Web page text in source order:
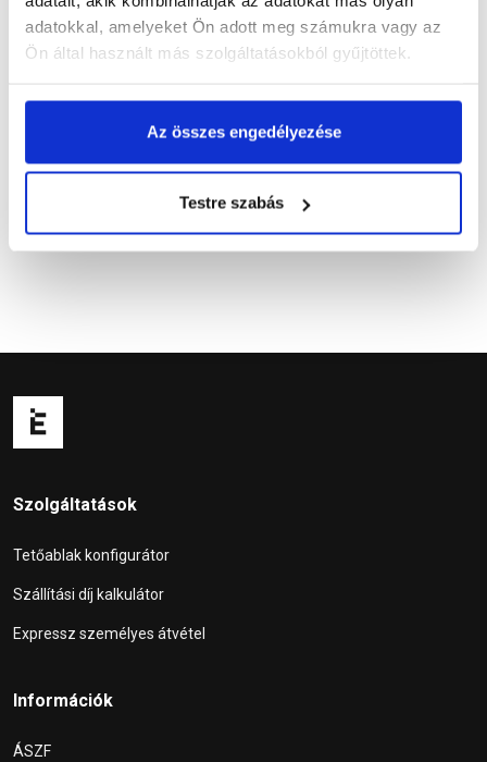
adatokkal, amelyeket Ön adott meg számukra vagy az
Ön által használt más szolgáltatásokból gyűjtöttek.
Az összes engedélyezése
Testre szabás
Kérdések és válaszok
Kapcsolódó cikkek
Szolgáltatások
Tetőablak konfigurátor
Szállítási díj kalkulátor
Expressz személyes átvétel
Információk
ÁSZF